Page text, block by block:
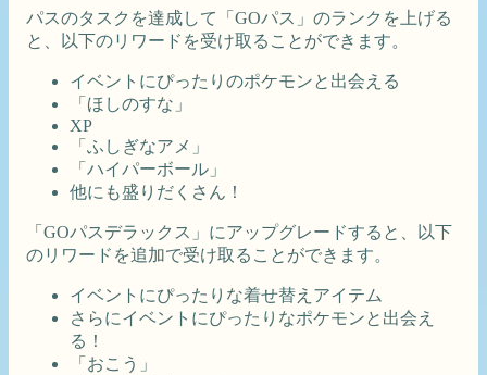
パスのタスクを達成して「GOパス」のランクを上げる
と、以下のリワードを受け取ることができます。
イベントにぴったりのポケモンと出会える
「ほしのすな」
XP
「ふしぎなアメ」
「ハイパーボール」
他にも盛りだくさん！
「GOパスデラックス」にアップグレードすると、以下
のリワードを追加で受け取ることができます。
イベントにぴったりな着せ替えアイテム
さらにイベントにぴったりなポケモンと出会え
る！
「おこう」